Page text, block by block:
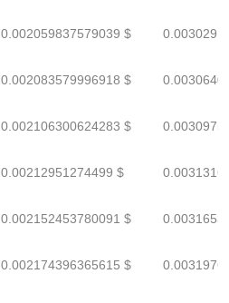
0.002059837579039 $
0.002083579996918 $
0.002106300624283 $
0.00212951274499 $
0.002152453780091 $
0.002174396365615 $